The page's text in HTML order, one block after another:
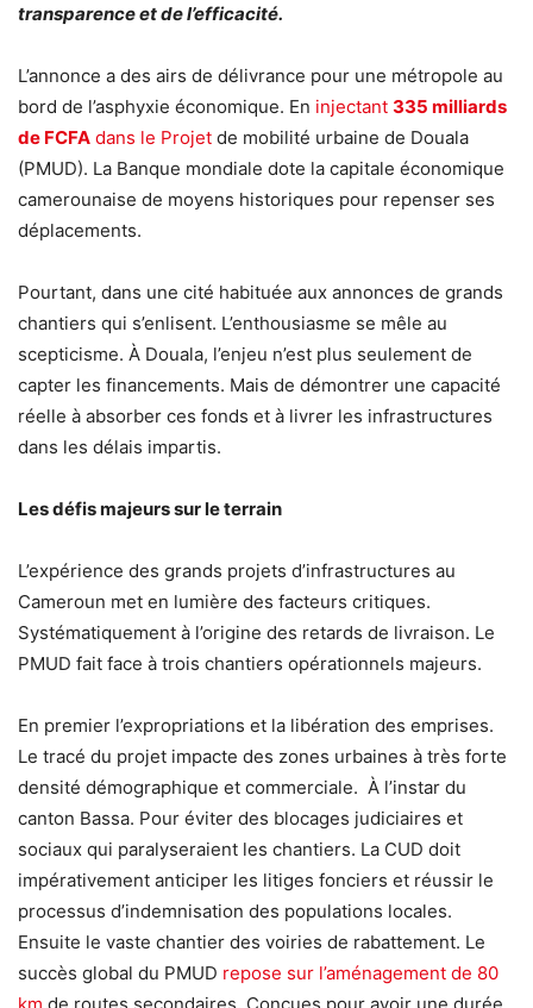
transparence et de l’efficacité.
L’annonce a des airs de délivrance pour une métropole au
bord de l’asphyxie économique. En injectant 335 milliards
de FCFA dans le Projet de mobilité urbaine de Douala
(PMUD). La Banque mondiale dote la capitale économique
camerounaise de moyens historiques pour repenser ses
déplacements.
Pourtant, dans une cité habituée aux annonces de grands
chantiers qui s’enlisent. L’enthousiasme se mêle au
scepticisme. À Douala, l’enjeu n’est plus seulement de
capter les financements. Mais de démontrer une capacité
réelle à absorber ces fonds et à livrer les infrastructures
dans les délais impartis.
Les défis majeurs sur le terrain
L’expérience des grands projets d’infrastructures au
Cameroun met en lumière des facteurs critiques.
Systématiquement à l’origine des retards de livraison. Le
PMUD fait face à trois chantiers opérationnels majeurs.
En premier l’expropriations et la libération des emprises.
Le tracé du projet impacte des zones urbaines à très forte
densité démographique et commerciale. À l’instar du
canton Bassa. Pour éviter des blocages judiciaires et
sociaux qui paralyseraient les chantiers. La CUD doit
impérativement anticiper les litiges fonciers et réussir le
processus d’indemnisation des populations locales.
Ensuite le vaste chantier des voiries de rabattement. Le
succès global du PMUD repose sur l’aménagement de 80